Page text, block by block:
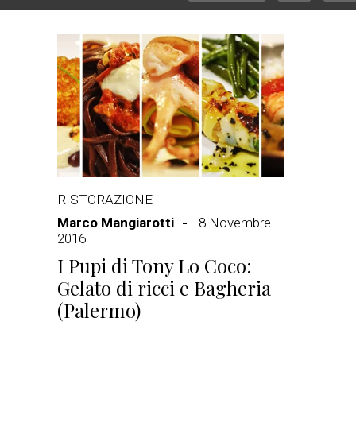
RISTORAZIONE
Marco Mangiarotti
8 Novembre
2016
I Pupi di Tony Lo Coco:
Gelato di ricci e Bagheria
(Palermo)